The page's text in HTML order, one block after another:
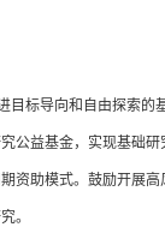
目标导向和自由探索
公益基金，实现基础
资助模式。鼓励开展
。